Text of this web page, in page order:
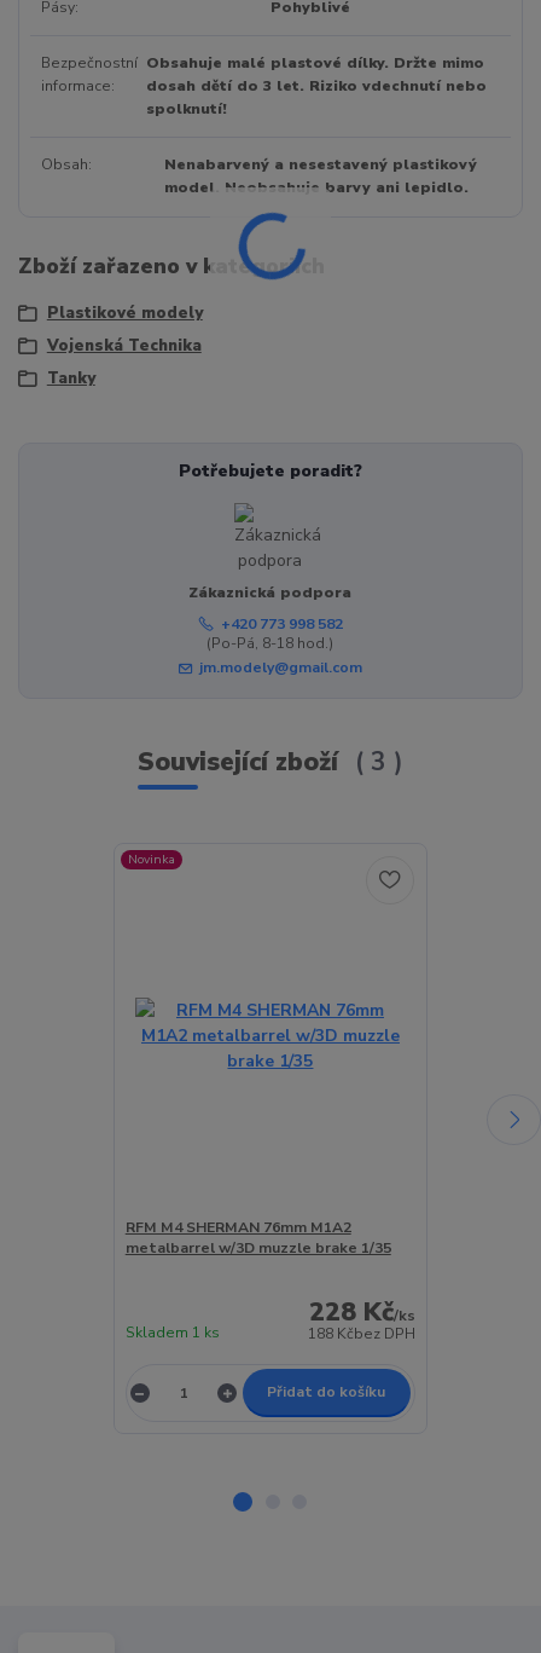
Pásy Pohyblivé
Bezpečnostní
informace
Obsahuje malé plastové dílky. Držte mimo
dosah dětí do 3 let. Riziko vdechnutí nebo
spolknutí!
Obsah
Nenabarvený a nesestavený plastikový
model. Neobsahuje barvy ani lepidlo.
Zboží zařazeno v kategoriích
Plastikové modely
Vojenská Technika
Tanky
Potřebujete poradit?
Zákaznická podpora
+420 773 998 582
(Po-Pá, 8-18 hod.)
jm.modely@gmail.com
Související zboží 3
Novinka
RFM M4 SHERMAN 76mm M1A2
metalbarrel w/3D muzzle brake 1/35
228 Kč/ks
188 Kčbez DPH
Skladem 1 ks
Přidat do košíku